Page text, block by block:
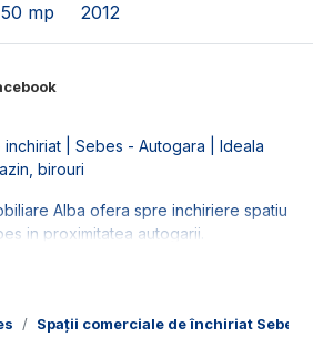
50 mp 2012
Spații comerciale de închiriat Sebes
inchiriat | Sebes - Autogara | Ideala
birouri
Alba ofera spre inchiriere spatiu
in proximitatea autogarii.
utila de 50 mp, fiind compus din: